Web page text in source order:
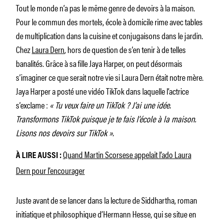
Tout le monde n’a pas le même genre de devoirs à la maison.
Pour le commun des mortels, école à domicile rime avec tables
de multiplication dans la cuisine et conjugaisons dans le jardin.
ChezLaura Dern, hors de question de s’en tenir à de telles
banalités. Grâce à sa fille Jaya Harper, on peut désormais
s’imaginer ce que serait notre vie si Laura Dern était notre mère.
Jaya Harper a posté une vidéo TikTok dans laquelle l’actrice
s’exclame : « Tu veux faire un TikTok ? J’ai une idée.
Transformons TikTok puisque je te fais l’école à la maison.
Lisons nos devoirs sur TikTok ».
À LIRE AUSSI :Quand Martin Scorsese appelait l’ado Laura
Dern pour l’encourager
Juste avant de se lancer dans la lecture deSiddhartha,roman
initiatique et philosophique d’Hermann Hesse, qui se situe en